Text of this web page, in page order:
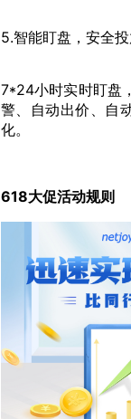
5.智能盯盘，安全
7*24小时实时盯盘
警、自动出价、自
化。
618大促活动规则